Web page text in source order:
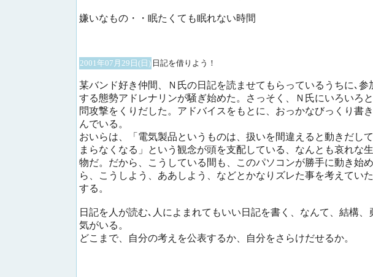
嫌いなもの・・眠たくても眠れない時間
2001年07月29日(日) 日記を借りよう！
某バンド好き仲間、Ｎ氏の日記を読ませてもらっているうちに､参
する態勢アドレナリンが騒ぎ始めた。さっそく、Ｎ氏にいろいろ
問攻撃をくりだした。アドバイスをもとに、おっかなびっくり書
んでいる。
おいらは、「電気製品というものは、扱いを間違えると動きだし
まらなくなる」という観念が頭を支配している、なんとも哀れな
物だ。だから、こうしている間も、このパソコンが勝手に動き始
ら、こうしよう、ああしよう、などとかなりズレた事を考えていた
する。
日記を人が読む､人によまれてもいい日記を書く、なんて、結構、
気がいる。
どこまで、自分の考えを公表するか、自分をさらけだせるか。